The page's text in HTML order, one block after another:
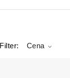
Filter Cena